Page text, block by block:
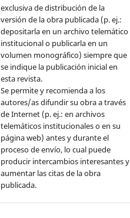
exclusiva de distribución de la
versión de la obra publicada (p. ej.:
depositarla en un archivo telemático
institucional o publicarla en un
volumen monográfico) siempre que
se indique la publicación inicial en
esta revista.
Se permite y recomienda a los
autores/as difundir su obra a través
de Internet (p. ej.: en archivos
telemáticos institucionales o en su
página web) antes y durante el
proceso de envío, lo cual puede
producir intercambios interesantes y
aumentar las citas de la obra
publicada.